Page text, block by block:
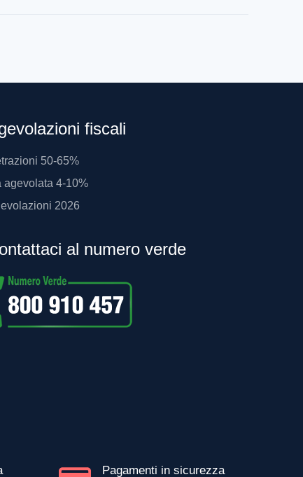
fiscali
50-65%
agevolata 4-10%
2026
al numero verde
Pagamenti in sicurezza